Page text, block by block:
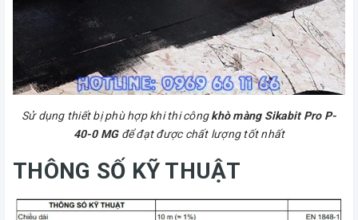
Sử dụng thiết bị phù hợp khi thi côngkhò màng Sikabit Pro P-
40-0 MGđể đạt được chất lượng tốt nhất
THÔNG SỐ KỸ THUẬT